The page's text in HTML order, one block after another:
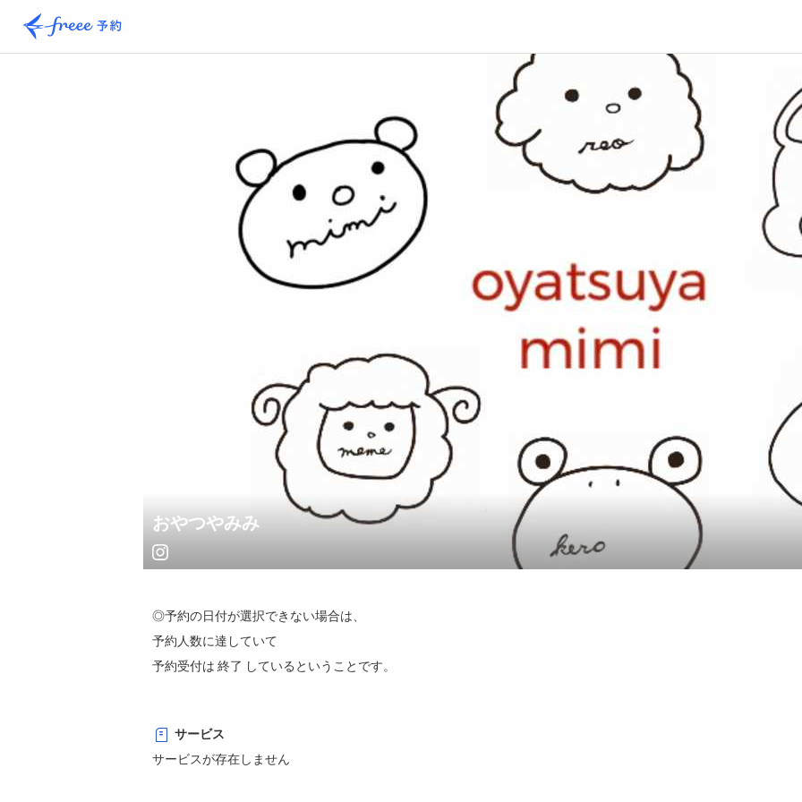
おやつやみみ
◎予約の日付が選択できない場合は、
予約人数に達していて
予約受付は 終了 しているということです。
サービス
サービスが存在しません